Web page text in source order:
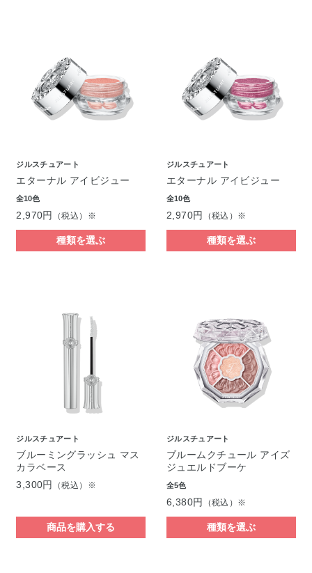
ジルスチュアート
エターナル アイビジュー
全10色
2,970円 （税込）※
種類を選ぶ
ジルスチュアート
エターナル アイビジュー
全10色
2,970円 （税込）※
種類を選ぶ
ジルスチュアート
ブルーミングラッシュ マス
カラベース
3,300円
（税込）※
商品を購入する
ジルスチュアート
ブルームクチュール アイズ
ジュエルドブーケ
全5色
6,380円 （税込）※
種類を選ぶ